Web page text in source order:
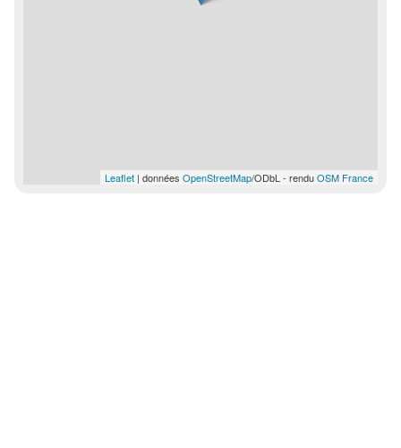
Leaflet | données OpenStreetMap/ODbL - renduOSM France